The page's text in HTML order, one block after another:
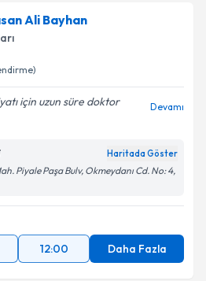
işlenmesine ilişkin
ve kişisel verilerimin belirtilen
kabul ediyorum.
Talebini Gönder
Ali Bayhan
için uzun süre doktor
Devamı
Haritada Göster
Piyale Paşa Bulv, Okmeydanı Cd. No: 4,
12:00 Daha Fazla